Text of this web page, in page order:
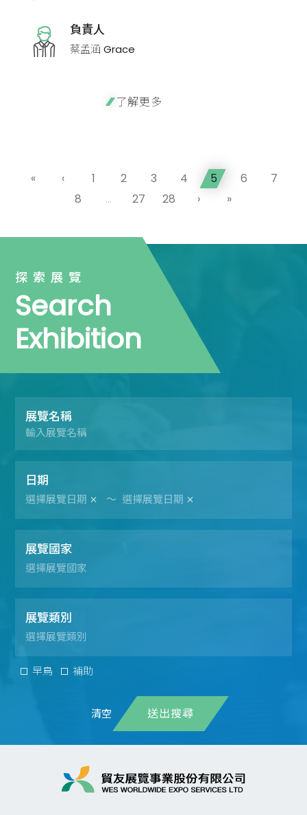
負責人
蔡孟涵 Grace
了解更多
« ‹ 1 2 3 4 5 6
7
8
... 27 28 › »
探索展覽
Search
Exhibition
展覽名稱
日期
～
展覽國家
展覽類別
早鳥 補助
送出搜尋